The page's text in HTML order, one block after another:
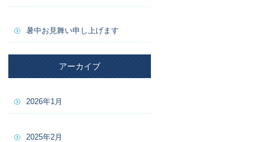
暑中お見舞い申し上げます
アーカイブ
2026年1月
2025年2月